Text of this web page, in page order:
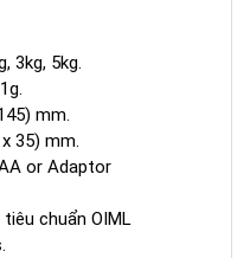
3kg, 5kg.
mm.
35) mm.
or Adaptor
chuẩn OIML